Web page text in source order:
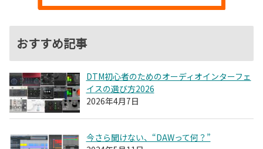
おすすめ記事
DTM初心者のためのオーディオインターフェ
イスの選び方2026
2026年4月7日
今さら聞けない、“DAWって何？”